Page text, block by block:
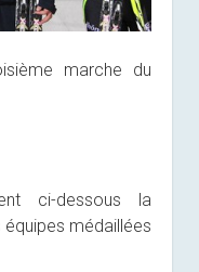
marche du
ci-dessous la
médaillées